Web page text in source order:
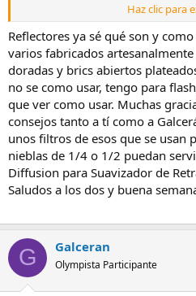
Siemepre lo más fácil es acudir a
hay otras alternativas; vaya como
Amazon.es
Es común y lo tienen muchas
cada una con una finalidad.
Saludos, Paulino
Haz clic para
Reflectores ya sé qué son y
varios fabricados
doradas y brics abiertos
no se como usar, tengo para
que ver como usar. Muchas
consejos tanto a tí como a
unos filtros de esos que se usan
nieblas de 1/4 o 1/2 puedan
Diffusion para Suavizador de
Saludos a los dos y buena
G Galceran
Olympista Participante